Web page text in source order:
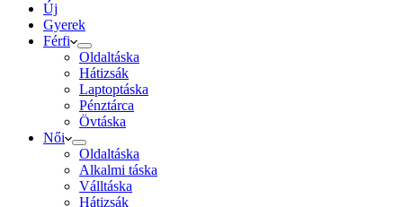
Új
Gyerek
Férfi
Oldaltáska
Hátizsák
Laptoptáska
Pénztárca
Övtáska
Női
Oldaltáska
Alkalmi táska
Válltáska
Hátizsák